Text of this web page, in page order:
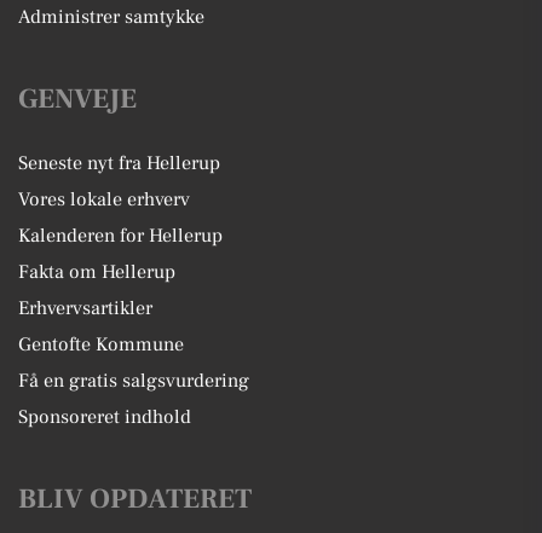
Administrer samtykke
GENVEJE
Seneste nyt fra Hellerup
Vores lokale erhverv
Kalenderen for Hellerup
Fakta om Hellerup
Erhvervsartikler
Gentofte Kommune
Få en gratis salgsvurdering
Sponsoreret indhold
BLIV OPDATERET